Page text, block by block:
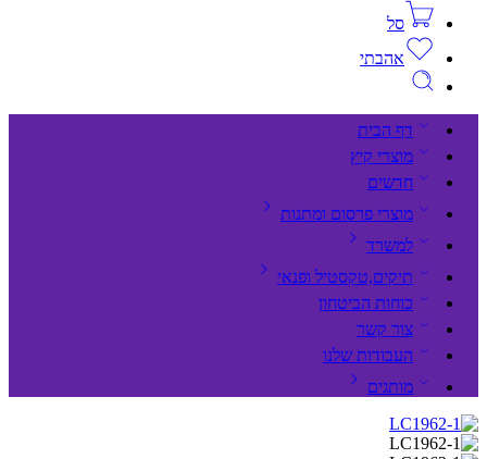
סל
אהבתי
דף הבית
מוצרי קיץ
חדשים
מוצרי פרסום ומתנות
למשרד
תיקים,טקסטיל ופנאי
כוחות הביטחון
צור קשר
העבודות שלנו
מותגים